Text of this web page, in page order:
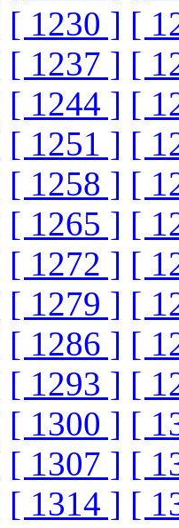
[ 1230 ] [
[ 1237 ] [
[ 1244 ] [
[ 1251 ] [
[ 1258 ] [
[ 1265 ] [
[ 1272 ] [
[ 1279 ] [
[ 1286 ] [
[ 1293 ] [
[ 1300 ] [
[ 1307 ] [
[ 1314 ] [